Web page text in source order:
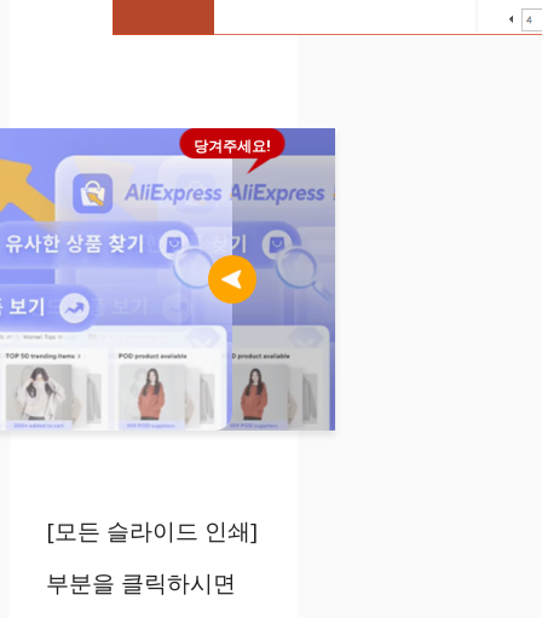
당겨주세요!
[모든 슬라이드 인쇄]
부분을 클릭하시면